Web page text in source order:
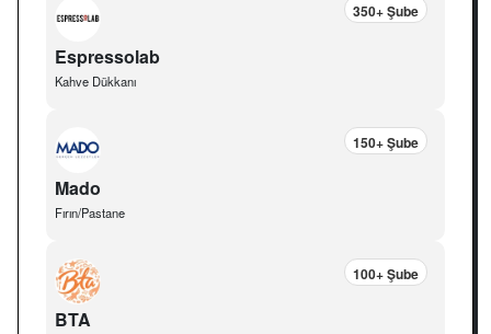
Espressolab
Kahve Dükkanı
350+ Şube
Mado
Fırın/Pastane
150+ Şube
BTA
100+ Şube